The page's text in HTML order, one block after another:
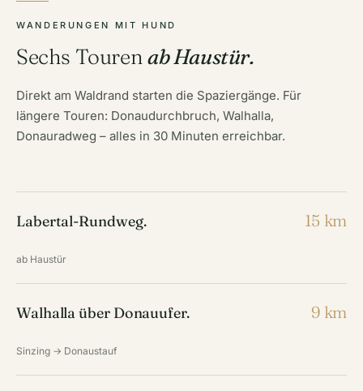
WANDERUNGEN MIT HUND
Sechs Tourenab Haustür.
Direkt am Waldrand starten die Spaziergänge. Für
längere Touren: Donaudurchbruch, Walhalla,
Donauradweg – alles in 30 Minuten erreichbar.
Labertal-Rundweg.
ab Haustür
15 km
Walhalla über Donauufer.
Sinzing → Donaustauf
9 km